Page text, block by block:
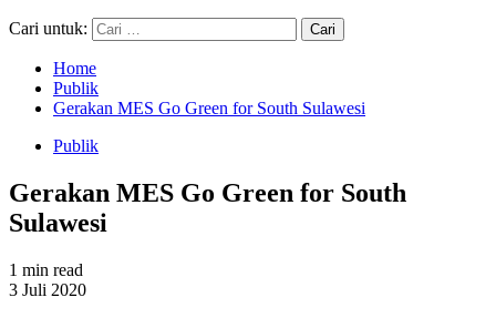
Cari untuk:
Home
Publik
Gerakan MES Go Green for South Sulawesi
Publik
Gerakan MES Go Green for South
Sulawesi
1 min read
3 Juli 2020